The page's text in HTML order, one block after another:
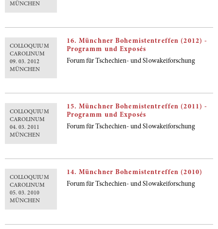
MÜNCHEN
COLLOQUIUM
CAROLINUM
09. 03. 2012
MÜNCHEN
16. Münchner Bohemistentreffen (2012) -
Programm und Exposés
Forum für Tschechien- und Slowakeiforschung
COLLOQUIUM
CAROLINUM
04. 03. 2011
MÜNCHEN
15. Münchner Bohemistentreffen (2011) -
Programm und Exposés
Forum für Tschechien- und Slowakeiforschung
COLLOQUIUM
CAROLINUM
05. 03. 2010
MÜNCHEN
14. Münchner Bohemistentreffen (2010)
Forum für Tschechien- und Slowakeiforschung